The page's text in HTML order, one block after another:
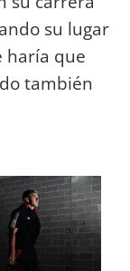
su lugar
haría que
también